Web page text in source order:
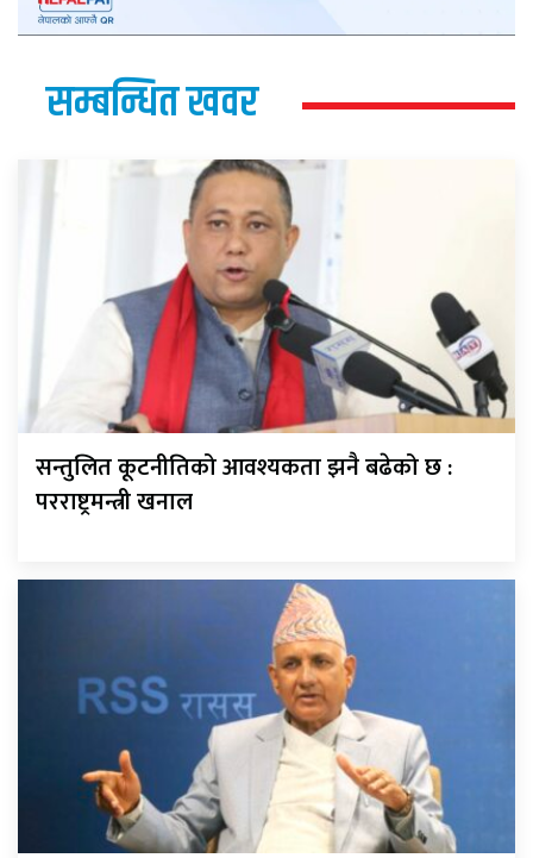
सम्बन्धित खवर
सन्तुलित कूटनीतिको आवश्यकता झनै बढेको छ :
परराष्ट्रमन्त्री खनाल